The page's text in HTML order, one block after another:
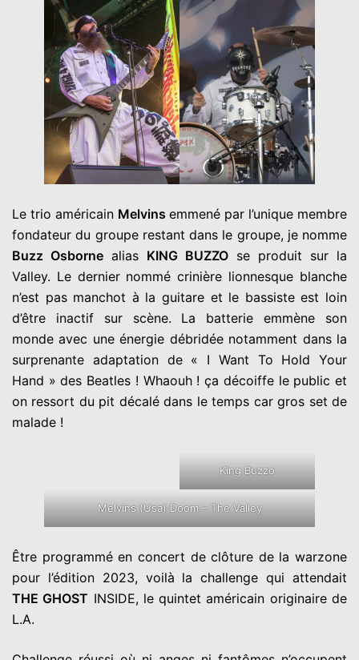
Le trio américain Melvins emmené par l’unique membre
fondateur du groupe restant dans le groupe, je nomme
Buzz Osborne alias KING BUZZO se produit sur la
Valley. Le dernier nommé crinière lionnesque blanche
n’est pas manchot à la guitare et le bassiste est loin
d’être inactif sur scène. La batterie emmène son
monde avec une énergie débridée notamment dans la
surprenante adaptation de « I Want To Hold Your
Hand » des Beatles ! Whaouh ! ça décoiffe le public et
on ressort du pit décalé dans le temps car gros set de
malade !
King Buzzo
Melvins (Usa) Doom – The Valley
Être programmé en concert de clôture de la warzone
pour l’édition 2023, voilà la challenge qui attendait
THE GHOST INSIDE, le quintet américain originaire de
L.A.